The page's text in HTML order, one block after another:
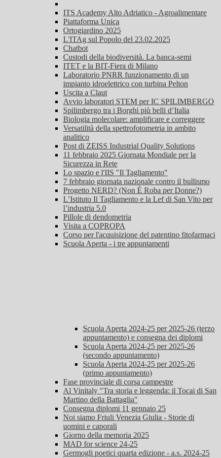
ITS Academy Alto Adriatico - Agroalimentare
Piattaforma Unica
Ortogiardino 2025
L'ITAg sul Popolo del 23.02.2025
Chatbot
Custodi della biodiversità. La banca-semi
ITET e la BIT-Fiera di Milano
Laboratorio PNRR funzionamento di un
impianto idroelettrico con turbina Pelton
Uscita a Claut
Avvio laboratori STEM per IC SPILIMBERGO
Spilimbergo tra i Borghi più belli d’Italia
Biologia molecolare: amplificare e correggere
Versatilità della spettrofotometria in ambito
analitico
Post di ZEISS Industrial Quality Solutions
11 febbraio 2025 Giornata Mondiale per la
Sicurezza in Rete
Lo spazio e l'IIS "Il Tagliamento"
7 febbraio giornata nazionale contro il bullismo
Progetto NERD? (Non È Roba per Donne?)
L’Istituto Il Tagliamento e la Lef di San Vito per
l’industria 5.0
Pillole di dendometria
Visita a COPROPA
Corso per l'acquisizione del patentino fitofarmaci
Scuola Aperta - i tre appuntamenti
Scuola Aperta 2024-25 per 2025-26 (terzo
appuntamento) e consegna dei diplomi
Scuola Aperta 2024-25 per 2025-26
(secondo appuntamento)
Scuola Aperta 2024-25 per 2025-26
(primo appuntamento)
Fase provinciale di corsa campestre
Al Vinitaly "Tra storia e leggenda: il Tocai di San
Martino della Battaglia"
Consegna diplomi 11 gennaio 25
Noi siamo Friuli Venezia Giulia - Storie di
uomini e caporali
Giorno della memoria 2025
MAD for science 24-25
Germogli poetici quarta edizione - a.s. 2024-25